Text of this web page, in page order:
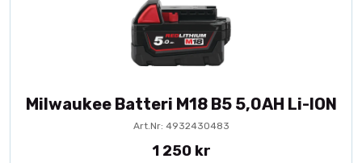
Milwaukee Batteri M18 B5 5,0AH Li-ION
Art.Nr: 4932430483
1 250 kr